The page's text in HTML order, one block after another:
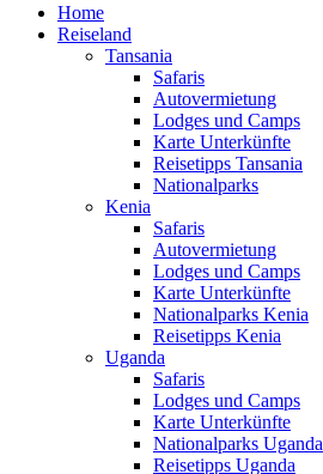
Home
Reiseland
Tansania
Safaris
Autovermietung
Lodges und Camps
Karte Unterkünfte
Reisetipps Tansania
Nationalparks
Kenia
Safaris
Autovermietung
Lodges und Camps
Karte Unterkünfte
Nationalparks Kenia
Reisetipps Kenia
Uganda
Safaris
Lodges und Camps
Karte Unterkünfte
Nationalparks Uganda
Reisetipps Uganda